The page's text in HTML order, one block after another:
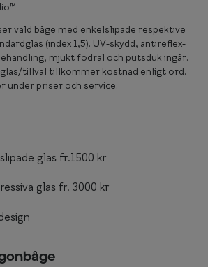
vald båge med enkelslipade respektive
(index 1,5). UV-skydd, antireflex-
mjukt fodral och putsduk ingår.
glas/tillval tillkommer kostnad enligt ord.
under priser och service.
glas fr.1500 kr
glas fr. 3000 kr